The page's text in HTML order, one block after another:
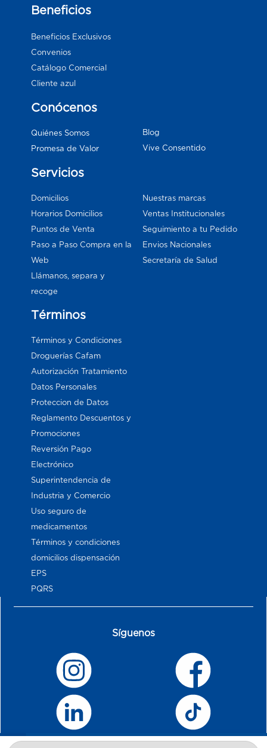
Beneficios
Beneficios Exclusivos
Convenios
Catálogo Comercial
Cliente azul
Conócenos
Quiénes Somos
Promesa de Valor
Blog
Vive Consentido
Servicios
Domicilios
Horarios Domicilios
Puntos de Venta
Paso a Paso Compra en la
Web
Llámanos, separa y
recoge
Nuestras marcas
Ventas Institucionales
Seguimiento a tu Pedido
Envios Nacionales
Secretaría de Salud
Términos
Términos y Condiciones
Droguerías Cafam
Autorización Tratamiento
Datos Personales
Proteccion de Datos
Reglamento Descuentos y
Promociones
Reversión Pago
Electrónico
Superintendencia de
Industria y Comercio
Uso seguro de
medicamentos
Términos y condiciones
domicilios dispensación
EPS
PQRS
Síguenos